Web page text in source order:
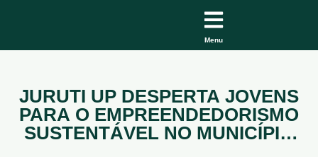
Menu
JURUTI UP DESPERTA JOVENS
PARA O EMPREENDEDORISMO
SUSTENTÁVEL NO MUNICÍPIO